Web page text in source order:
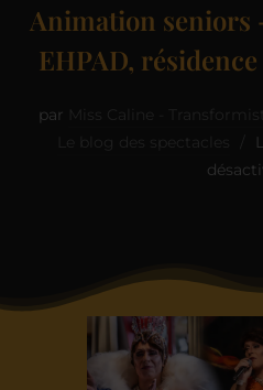
Animation seniors
EHPAD, résidence
par